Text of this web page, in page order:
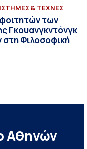
& ΤΕΧΝΕΣ
των
Γκουανγκντόνγκ
στη Φιλοσοφική
Αθηνών